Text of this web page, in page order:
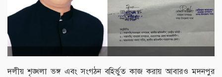
দলীয় শৃঙ্খলা ভঙ্গ এবং সংগঠন বহির্ভুত কাজ করায় আবারও মদনপুর